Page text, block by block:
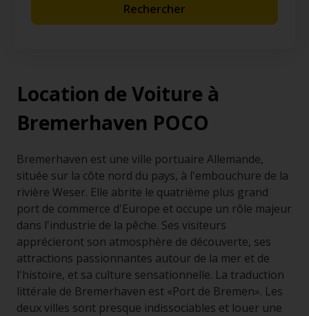
Rechercher
Location de Voiture à
Bremerhaven POCO
Bremerhaven est une ville portuaire Allemande,
située sur la côte nord du pays, à l'embouchure de la
rivière Weser. Elle abrite le quatrième plus grand
port de commerce d'Europe et occupe un rôle majeur
dans l'industrie de la pêche. Ses visiteurs
apprécieront son atmosphère de découverte, ses
attractions passionnantes autour de la mer et de
l'histoire, et sa culture sensationnelle. La traduction
littérale de Bremerhaven est «Port de Bremen». Les
deux villes sont presque indissociables et louer une